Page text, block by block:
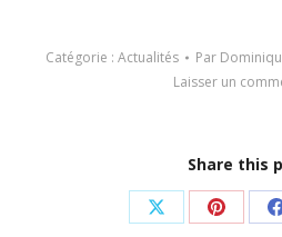
Catégorie : Actualités Par
Laisser un
Share this
Partager